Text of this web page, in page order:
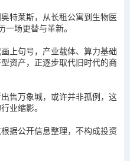
特莱斯，从长租公寓到生物医
场更替与革新。
上句号，产业载体、算力基础
资产，正逐步取代旧时代的商
售万象城，或许并非孤例，这
业缩影。
据公开信息整理，不构成投资